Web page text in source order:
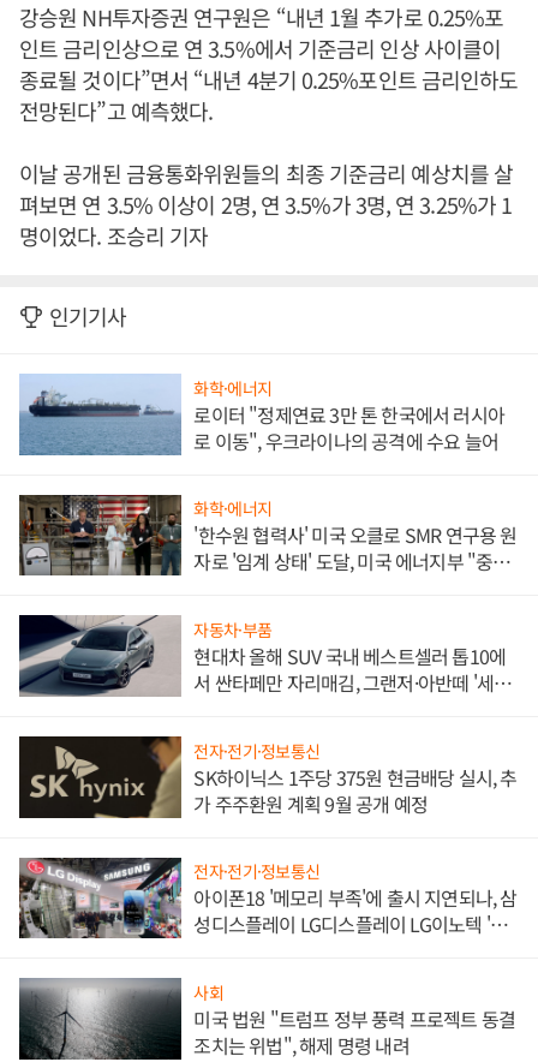
강승원 NH투자증권 연구원은 “내년 1월 추가로 0.25%포
인트 금리인상으로 연 3.5%에서 기준금리 인상 사이클이
종료될 것이다”면서 “내년 4분기 0.25%포인트 금리인하도
전망된다”고 예측했다.
이날 공개된 금융통화위원들의 최종 기준금리 예상치를 살
펴보면 연 3.5% 이상이 2명, 연 3.5%가 3명, 연 3.25%가 1
명이었다. 조승리 기자
인기기사
화학·에너지
로이터 "정제연료 3만 톤 한국에서 러시아
로 이동", 우크라이나의 공격에 수요 늘어
화학·에너지
'한수원 협력사' 미국 오클로 SMR 연구용 원
자로 '임계 상태' 도달, 미국 에너지부 "중요
자동차·부품
현대차 올해 SUV 국내 베스트셀러 톱10에
서 싼타페만 자리매김, 그랜저·아반떼 '세단
전자·전기·정보통신
SK하이닉스 1주당 375원 현금배당 실시, 추
가 주주환원 계획 9월 공개 예정
전자·전기·정보통신
아이폰18 '메모리 부족'에 출시 지연되나, 삼
성디스플레이 LG디스플레이 LG이노텍 '탈
사회
미국 법원 "트럼프 정부 풍력 프로젝트 동결
조치는 위법", 해제 명령 내려